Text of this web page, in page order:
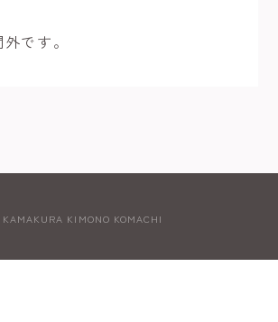
です。
KIMONO KOMACHI